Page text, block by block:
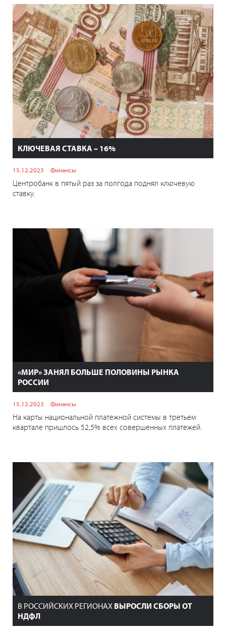
КЛЮЧЕВАЯ СТАВКА – 16%
15.12.2023 Финансы
Центробанк в пятый раз за полгода поднял ключевую
ставку.
«МИР» ЗАНЯЛ БОЛЬШЕ ПОЛОВИНЫ РЫНКА
РОССИИ
15.12.2023 Финансы
На карты национальной платежной системы в третьем
квартале пришлось 52,5% всех совершенных платежей.
В РОССИЙСКИХ РЕГИОНАХ ВЫРОСЛИ СБОРЫ ОТ
НДФЛ